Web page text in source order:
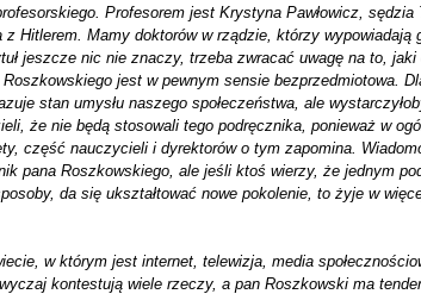
Profesorem jest Krystyna Pawłowicz, sędzia
Hitlerem. Mamy doktorów w rządzie, którzy wypowiadają
jeszcze nic nie znaczy, trzeba zwracać uwagę na to, jaki
jest w pewnym sensie bezprzedmiotowa.
stan umysłu naszego społeczeństwa, ale
że nie będą stosowali tego podręcznika, ponieważ w
część nauczycieli i dyrektorów o tym zapomina.
pana Roszkowskiego, ale jeśli ktoś wierzy, że jednym
da się ukształtować nowe pokolenie, to żyje w
w którym jest internet, telewizja, media
kontestują wiele rzeczy, a pan Roszkowski ma